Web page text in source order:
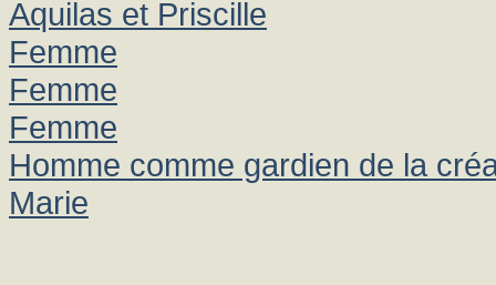
Aquilas et Priscille
Femme
Femme
Femme
Homme comme gardien de la
Marie